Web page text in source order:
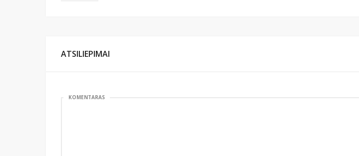
ATSILIEPIMAI
KOMENTARAS